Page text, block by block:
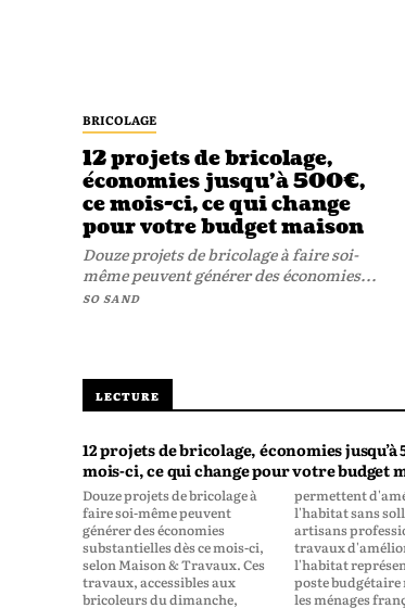
BRICOLAGE
12 projets de bricolage,
économies jusqu’à 500€,
ce mois-ci, ce qui change
pour votre budget maison
Douze projets de bricolage à faire soi-
même peuvent générer des économies...
SO SAND
LECTURE
12 projets de bricolage, économies jusqu’à
mois-ci, ce qui change pour votre budget
Douze projets de bricolage à
faire soi-même peuvent
générer des économies
substantielles dès ce mois-ci,
selon Maison & Travaux. Ces
travaux, accessibles aux
bricoleurs du dimanche,
permettent d'améliorer
l'habitat sans solliciter les
artisans professionnels.Les
travaux d'amélioration de
l'habitat représentent un
poste budgétaire majeur pour
les ménages